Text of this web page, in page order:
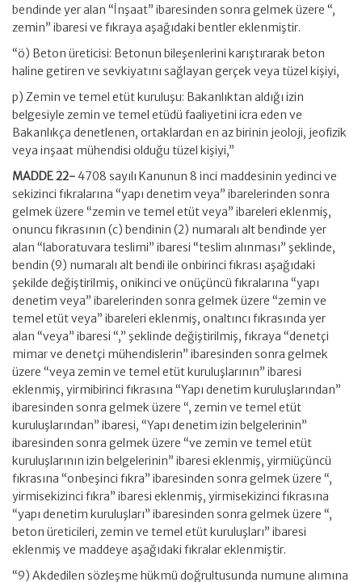
bendinde yer alan “İnşaat” ibaresinden sonra gelmek üzere “,
zemin” ibaresi ve fıkraya aşağıdaki bentler eklenmiştir.
“ö) Beton üreticisi: Betonun bileşenlerini karıştırarak beton
haline getiren ve sevkiyatını sağlayan gerçek veya tüzel kişiyi,
p) Zemin ve temel etüt kuruluşu: Bakanlıktan aldığı izin
belgesiyle zemin ve temel etüdü faaliyetini icra eden ve
Bakanlıkça denetlenen, ortaklardan en az birinin jeoloji, jeofizik
veya inşaat mühendisi olduğu tüzel kişiyi,”
MADDE 22- 4708 sayılı Kanunun 8 inci maddesinin yedinci ve
sekizinci fıkralarına “yapı denetim veya” ibarelerinden sonra
gelmek üzere “zemin ve temel etüt veya” ibareleri eklenmiş,
onuncu fıkrasının (c) bendinin (2) numaralı alt bendinde yer
alan “laboratuvara teslimi” ibaresi “teslim alınması” şeklinde,
bendin (9) numaralı alt bendi ile onbirinci fıkrası aşağıdaki
şekilde değiştirilmiş, onikinci ve onüçüncü fıkralarına “yapı
denetim veya” ibarelerinden sonra gelmek üzere “zemin ve
temel etüt veya” ibareleri eklenmiş, onaltıncı fıkrasında yer
alan “veya” ibaresi “,” şeklinde değiştirilmiş, fıkraya “denetçi
mimar ve denetçi mühendislerin” ibaresinden sonra gelmek
üzere “veya zemin ve temel etüt kuruluşlarının” ibaresi
eklenmiş, yirmibirinci fıkrasına “Yapı denetim kuruluşlarından”
ibaresinden sonra gelmek üzere “, zemin ve temel etüt
kuruluşlarından” ibaresi, “Yapı denetim izin belgelerinin”
ibaresinden sonra gelmek üzere “ve zemin ve temel etüt
kuruluşlarının izin belgelerinin” ibaresi eklenmiş, yirmiüçüncü
fıkrasına “onbeşinci fıkra” ibaresinden sonra gelmek üzere “,
yirmisekizinci fıkra” ibaresi eklenmiş, yirmisekizinci fıkrasına
“yapı denetim kuruluşları” ibaresinden sonra gelmek üzere “,
beton üreticileri, zemin ve temel etüt kuruluşları” ibaresi
eklenmiş ve maddeye aşağıdaki fıkralar eklenmiştir.
“9) Akdedilen sözleşme hükmü doğrultusunda numune alımına